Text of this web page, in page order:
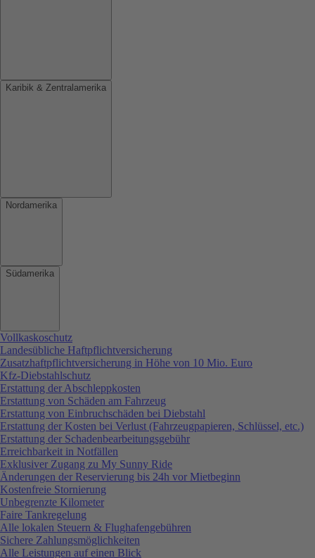
Karibik & Zentralamerika
Nordamerika
Südamerika
Vollkaskoschutz
Landesübliche Haftpflichtversicherung
Zusatzhaftpflichtversicherung in Höhe von 10 Mio. Euro
Kfz-Diebstahlschutz
Erstattung der Abschleppkosten
Erstattung von Schäden am Fahrzeug
Erstattung von Einbruchschäden bei Diebstahl
Erstattung der Kosten bei Verlust (Fahrzeugpapieren, Schlüssel, etc.)
Erstattung der Schadenbearbeitungsgebühr
Erreichbarkeit in Notfällen
Exklusiver Zugang zu My Sunny Ride
Änderungen der Reservierung bis 24h vor Mietbeginn
Kostenfreie Stornierung
Unbegrenzte Kilometer
Faire Tankregelung
Alle lokalen Steuern & Flughafengebühren
Sichere Zahlungsmöglichkeiten
Alle Leistungen auf einen Blick